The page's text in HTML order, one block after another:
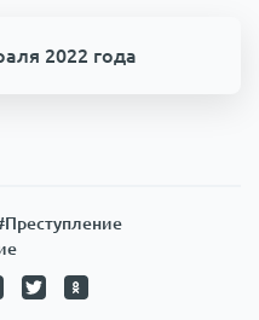
2022 года